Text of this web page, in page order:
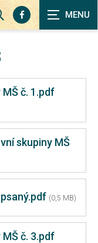
č. 1.pdf
skupiny MŠ
(0,5 MB)
č. 3.pdf